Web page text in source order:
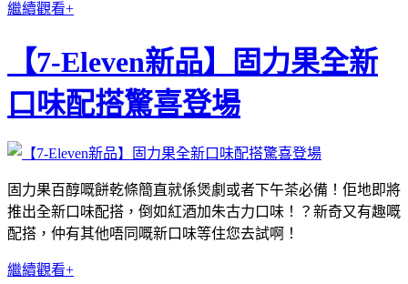
繼續觀看+
【7-Eleven新品】固力果全新
口味配搭驚喜登場
固力果百醇嘅餅乾條簡直就係煲劇或者下午茶必備！佢地即將
推出全新口味配搭，倒如紅酒加朱古力口味！？新奇又有趣嘅
配搭，仲有其他唔同嘅新口味等住您去試啊！
繼續觀看+